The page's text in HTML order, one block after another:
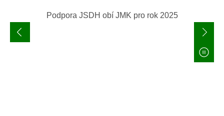
Podpora JSDH obí JMK pro rok 2025